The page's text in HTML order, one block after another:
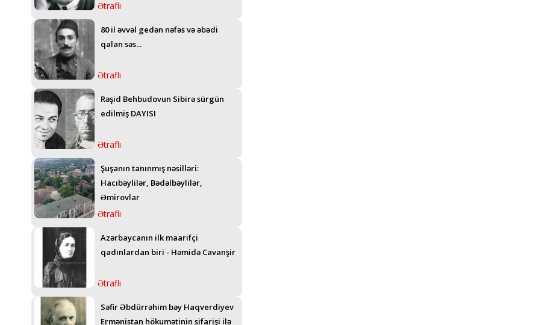
Ətraflı
80 il əvvəl gedən nəfəs və əbədi
qalan səs...
Ətraflı
Rəşid Behbudovun Sibirə sürgün
edilmiş DAYISI
Ətraflı
Şuşanın tanınmış nəsilləri:
Hacıbəylilər, Bədəlbəylilər,
Əmirovlar
Ətraflı
Azərbaycanın ilk maarifçi
qadınlardan biri - Həmidə Cavanşir
Ətraflı
Səfir Əbdürrəhim bəy Haqverdiyev
Ermənistan hökumətinin sifarişi ilə